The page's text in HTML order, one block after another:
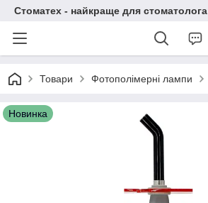
Стоматех - найкраще для стоматолога
Товари Фотополімерні лампи
Новинка